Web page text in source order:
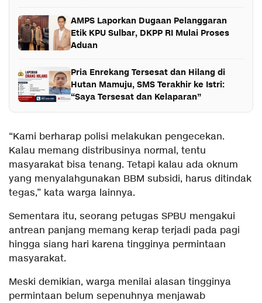
AMPS Laporkan Dugaan Pelanggaran
Etik KPU Sulbar, DKPP RI Mulai Proses
Aduan
Pria Enrekang Tersesat dan Hilang di
Hutan Mamuju, SMS Terakhir ke Istri:
“Saya Tersesat dan Kelaparan”
“Kami berharap polisi melakukan pengecekan.
Kalau memang distribusinya normal, tentu
masyarakat bisa tenang. Tetapi kalau ada oknum
yang menyalahgunakan BBM subsidi, harus ditindak
tegas,” kata warga lainnya.
Sementara itu, seorang petugas SPBU mengakui
antrean panjang memang kerap terjadi pada pagi
hingga siang hari karena tingginya permintaan
masyarakat.
Meski demikian, warga menilai alasan tingginya
permintaan belum sepenuhnya menjawab